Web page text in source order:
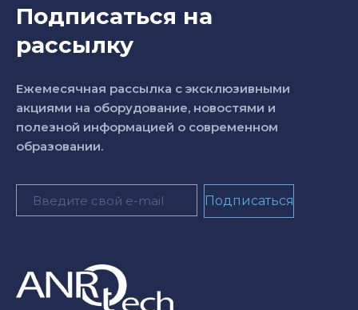
Подписаться на
рассылку
Ежемесячная рассылка с эксклюзивными
акциями на оборудование, новостями и
полезной информацией о современном
образовании.